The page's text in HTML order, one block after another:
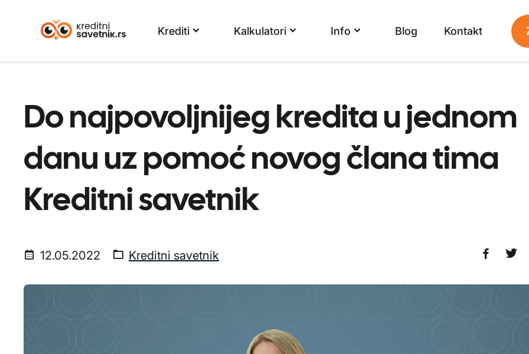
Krediti Kalkulatori Info Blog Kontakt
Do najpovoljnijeg kredita u jednom
danu uz pomoć novog člana tima
Kreditni savetnik
12.05.2022 Kreditni savetnik